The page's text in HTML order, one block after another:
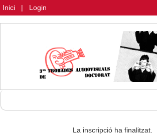
Inici | Login
La inscripció ha finalitzat.